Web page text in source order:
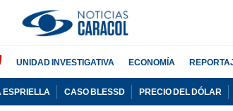
UNIDAD INVESTIGATIVA ECONOMÍA
ESPRIELLA CASO BLESSD PRECIO DEL DÓLAR